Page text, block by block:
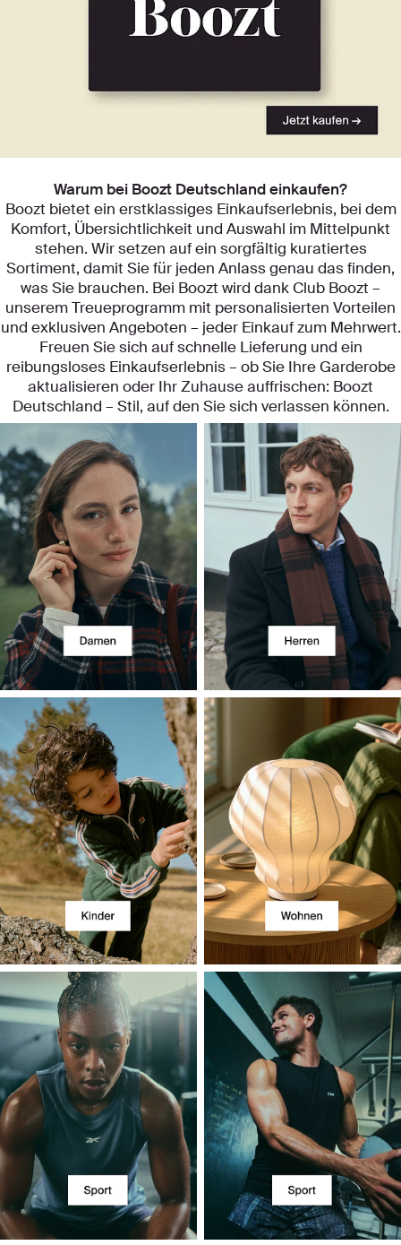
Warum bei Boozt Deutschland einkaufen?
Boozt bietet ein erstklassiges Einkaufserlebnis, bei dem
Komfort, Übersichtlichkeit und Auswahl im Mittelpunkt
stehen. Wir setzen auf ein sorgfältig kuratiertes
Sortiment, damit Sie für jeden Anlass genau das finden,
was Sie brauchen. Bei Boozt wird dank Club Boozt –
unserem Treueprogramm mit personalisierten Vorteilen
und exklusiven Angeboten – jeder Einkauf zum Mehrwert.
Freuen Sie sich auf schnelle Lieferung und ein
reibungsloses Einkaufserlebnis – ob Sie Ihre Garderobe
aktualisieren oder Ihr Zuhause auffrischen: Boozt
Deutschland – Stil, auf den Sie sich verlassen können.